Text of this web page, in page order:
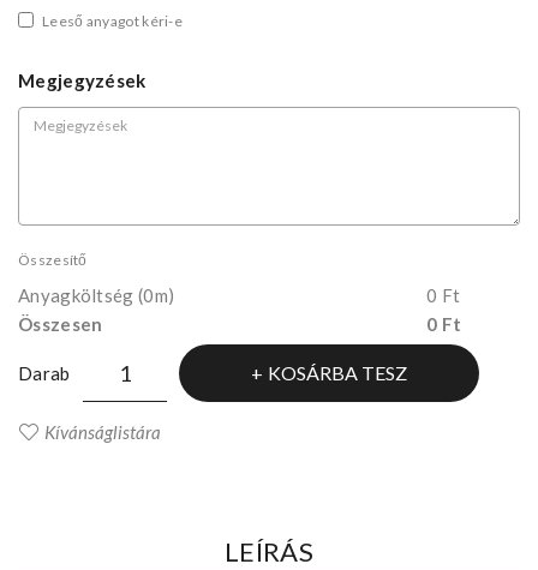
Leeső anyagot kéri-e
Megjegyzések
Összesítő
Anyagköltség (0m)
0 Ft
Összesen
0 Ft
Darab KOSÁRBA TESZ
Kívánságlistára
LEÍRÁS